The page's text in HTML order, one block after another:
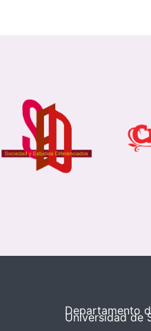
Departamento
Universidad de